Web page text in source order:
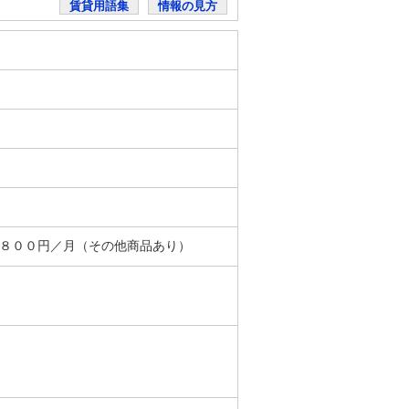
賃貸用語集 情報の見方
０円／月（その他商品あり）